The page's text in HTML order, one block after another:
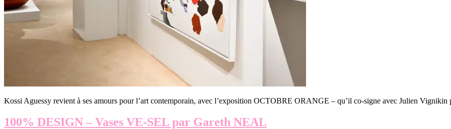
Kossi Aguessy revient à ses amours pour l’art contemporain, avec l’exposition OCTOBRE ORANGE – qu’il co-signe avec Julien
100% DESIGN – Vases VE-SEL par Gareth NEAL